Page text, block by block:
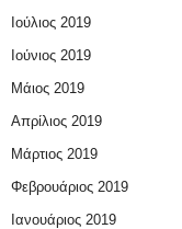
Ιούλιος 2019
Ιούνιος 2019
Μάιος 2019
Απρίλιος 2019
Μάρτιος 2019
Φεβρουάριος 2019
Ιανουάριος 2019